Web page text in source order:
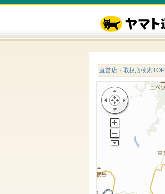
直営店・取扱店検索TOP